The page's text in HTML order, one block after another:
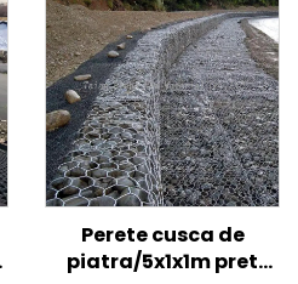
Perete cusca de
piatra/5x1x1m pret